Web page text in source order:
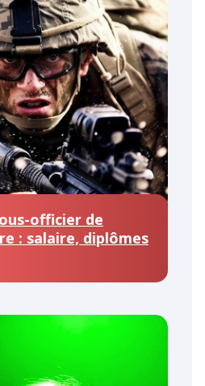
officier de
: salaire, diplômes